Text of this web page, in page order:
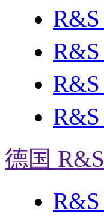
德国